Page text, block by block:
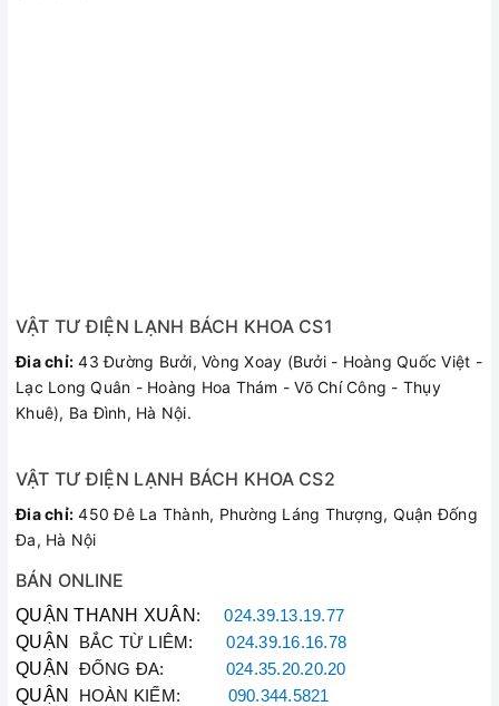
VẬT TƯ ĐIỆN LẠNH BÁCH KHOA CS1
Đia chỉ: 43 Đường Bưởi, Vòng Xoay (Bưởi - Hoàng Quốc Việt -
Lạc Long Quân - Hoàng Hoa Thám - Võ Chí Công - Thụy
Khuê), Ba Đình, Hà Nội.
VẬT TƯ ĐIỆN LẠNH BÁCH KHOA CS2
Đia chỉ: 450 Đê La Thành, Phường Láng Thượng, Quận Đống
Đa, Hà Nội
BÁN ONLINE
QUẬN THANH XUÂN :024.39.13.19.77
QUẬN BẮC TỪ LIÊM:024.39.16.16.78
QUẬN ĐỐNG ĐA: 024.35.20.20.20
QUẬN HOÀN KIẾM: 090.344.5821